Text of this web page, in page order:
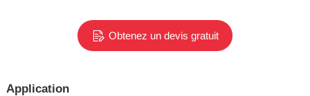
Obtenez un devis gratuit
Application